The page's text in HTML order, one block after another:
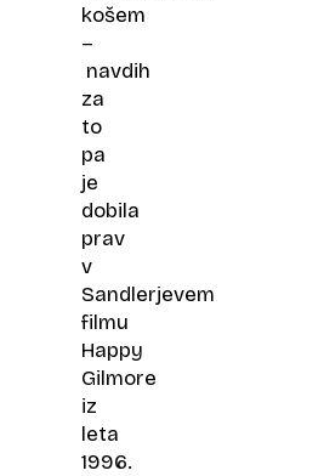
košem
–
navdih
za
to
pa
je
dobila
prav
v
Sandlerjevem
filmu
Happy
Gilmore
iz
leta
1996.